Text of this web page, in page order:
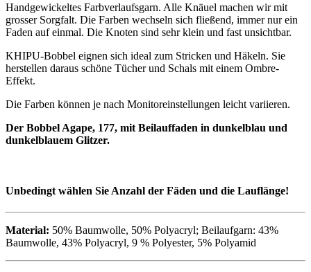
Handgewickeltes Farbverlaufsgarn. Alle Knäuel machen wir mit
grosser Sorgfalt. Die Farben wechseln sich fließend, immer nur ein
Faden auf einmal. Die Knoten sind sehr klein und fast unsichtbar.
KHIPU-Bobbel eignen sich ideal zum Stricken und Häkeln. Sie
herstellen daraus schöne Tücher und Schals mit einem Ombre-
Effekt.
Die Farben können je nach Monitoreinstellungen leicht variieren.
Der Bobbel Agape, 177, mit Beilauffaden in dunkelblau und
dunkelblauem Glitzer.
Unbedingt wählen Sie Anzahl der Fäden und die Lauflänge!
Material: 50% Baumwolle, 50% Polyacryl; Beilaufgarn: 43%
Baumwolle, 43% Polyacryl, 9 % Polyester, 5% Polyamid